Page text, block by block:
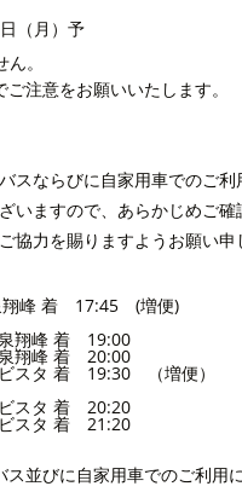
（月）予
。
注意をお願いいたします。
スならびに自家用車でのご利
いますので、あらかじめご
力を賜りますようお願い申
翔峰 着 17:45 (増便)
翔峰 着 19:00
翔峰 着 20:00
スタ 着 19:30 （増便）
スタ 着 20:20
スタ 着 21:20
並びに自家用車でのご利用